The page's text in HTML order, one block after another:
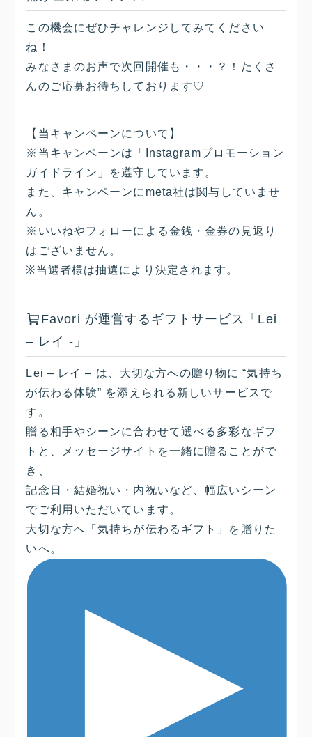
この機会にぜひチャレンジしてみてください
ね！
みなさまのお声で次回開催も・・・？！たくさ
んのご応募お待ちしております♡
【当キャンペーンについて】
※当キャンペーンは「Instagramプロモーション
ガイドライン」を遵守しています。
また、キャンペーンにmeta社は関与していませ
ん。
※いいねやフォローによる金銭・金券の見返り
はございません。
※当選者様は抽選により決定されます。
Favori が運営するギフトサービス「Lei
– レイ -」
Lei – レイ – は、大切な方への贈り物に “気持ち
が伝わる体験” を添えられる新しいサービスで
す。
贈る相手やシーンに合わせて選べる多彩なギフ
トと、メッセージサイトを一緒に贈ることがで
き、
記念日・結婚祝い・内祝いなど、幅広いシーン
でご利用いただいています。
大切な方へ「気持ちが伝わるギフト」を贈りた
いへ。